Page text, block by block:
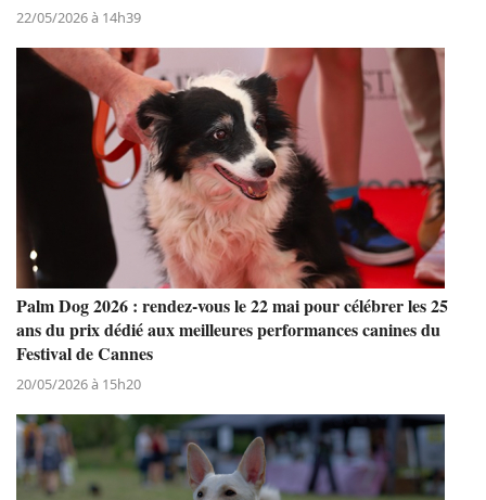
22/05/2026 à 14h39
Palm Dog 2026 : rendez-vous le 22 mai pour célébrer les 25
ans du prix dédié aux meilleures performances canines du
Festival de Cannes
20/05/2026 à 15h20